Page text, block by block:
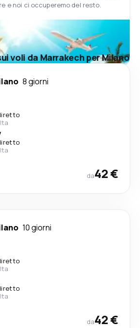
e noi ci occuperemo del resto.
voli da Marrakech per Milano
8 giorni
da42 €
10 giorni
da42 €